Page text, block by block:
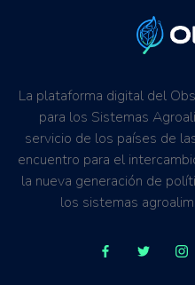
La plataforma digital del
para los Sistemas
servicio de los países de
encuentro para el
la nueva generación de
los sistemas